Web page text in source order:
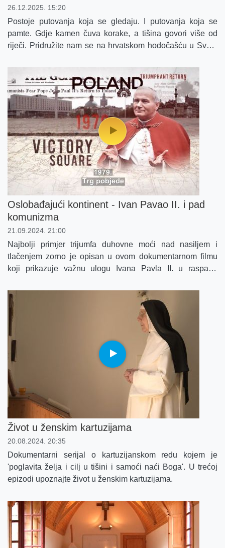
26.12.2025. 15:20
Postoje putovanja koja se gledaju. I putovanja koja se
pamte. Gdje kamen čuva korake, a tišina govori više od
riječi. Pridružite nam se na hrvatskom hodočašću u Svetu
Jeruzalem.
Oslobađajući kontinent - Ivan Pavao II. i pad
komunizma
21.09.2024. 21:00
Najbolji primjer trijumfa duhovne moći nad nasiljem i
tlačenjem zorno je opisan u ovom dokumentarnom filmu
koji prikazuje važnu ulogu Ivana Pavla II. u raspadu
Život u ženskim kartuzijama
20.08.2024. 20:35
Dokumentarni serijal o kartuzijanskom redu kojem je
'poglavita želja i cilj u tišini i samoći naći Boga'. U trećoj
epizodi upoznajte život u ženskim kartuzijama.